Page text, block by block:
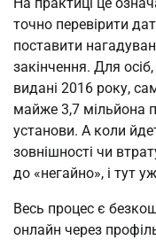
На практиці це
точно перевірити
поставити
закінчення. Для
видані 2016 року,
майже 3,7 мільйона
установи. А коли
зовнішності чи
до «негайно», і тут
Весь процес є
онлайн через